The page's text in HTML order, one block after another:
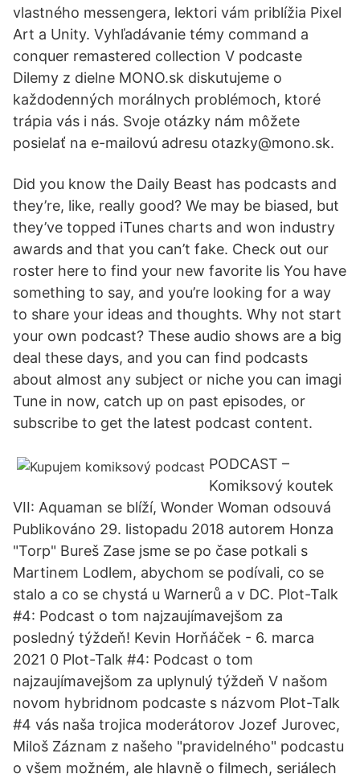
vlastného messengera, lektori vám priblížia Pixel
Art a Unity. Vyhľadávanie témy command a
conquer remastered collection ‎V podcaste
Dilemy z dielne MONO.sk diskutujeme o
každodenných morálnych problémoch, ktoré
trápia vás i nás. Svoje otázky nám môžete
posielať na e-mailovú adresu otazky@mono.sk.
Did you know the Daily Beast has podcasts and
they’re, like, really good? We may be biased, but
they’ve topped iTunes charts and won industry
awards and that you can’t fake. Check out our
roster here to find your new favorite lis You have
something to say, and you’re looking for a way
to share your ideas and thoughts. Why not start
your own podcast? These audio shows are a big
deal these days, and you can find podcasts
about almost any subject or niche you can imagi
Tune in now, catch up on past episodes, or
subscribe to get the latest podcast content.
PODCAST –
Komiksový koutek
VII: Aquaman se blíží, Wonder Woman odsouvá
Publikováno 29. listopadu 2018 autorem Honza
"Torp" Bureš Zase jsme se po čase potkali s
Martinem Lodlem, abychom se podívali, co se
stalo a co se chystá u Warnerů a v DC. Plot-Talk
#4: Podcast o tom najzaujímavejšom za
posledný týždeň! Kevin Horňáček - 6. marca
2021 0 Plot-Talk #4: Podcast o tom
najzaujímavejšom za uplynulý týždeň V našom
novom hybridnom podcaste s názvom Plot-Talk
#4 vás naša trojica moderátorov Jozef Jurovec,
Miloš Záznam z našeho "pravidelného" podcastu
o všem možném, ale hlavně o filmech, seriálech